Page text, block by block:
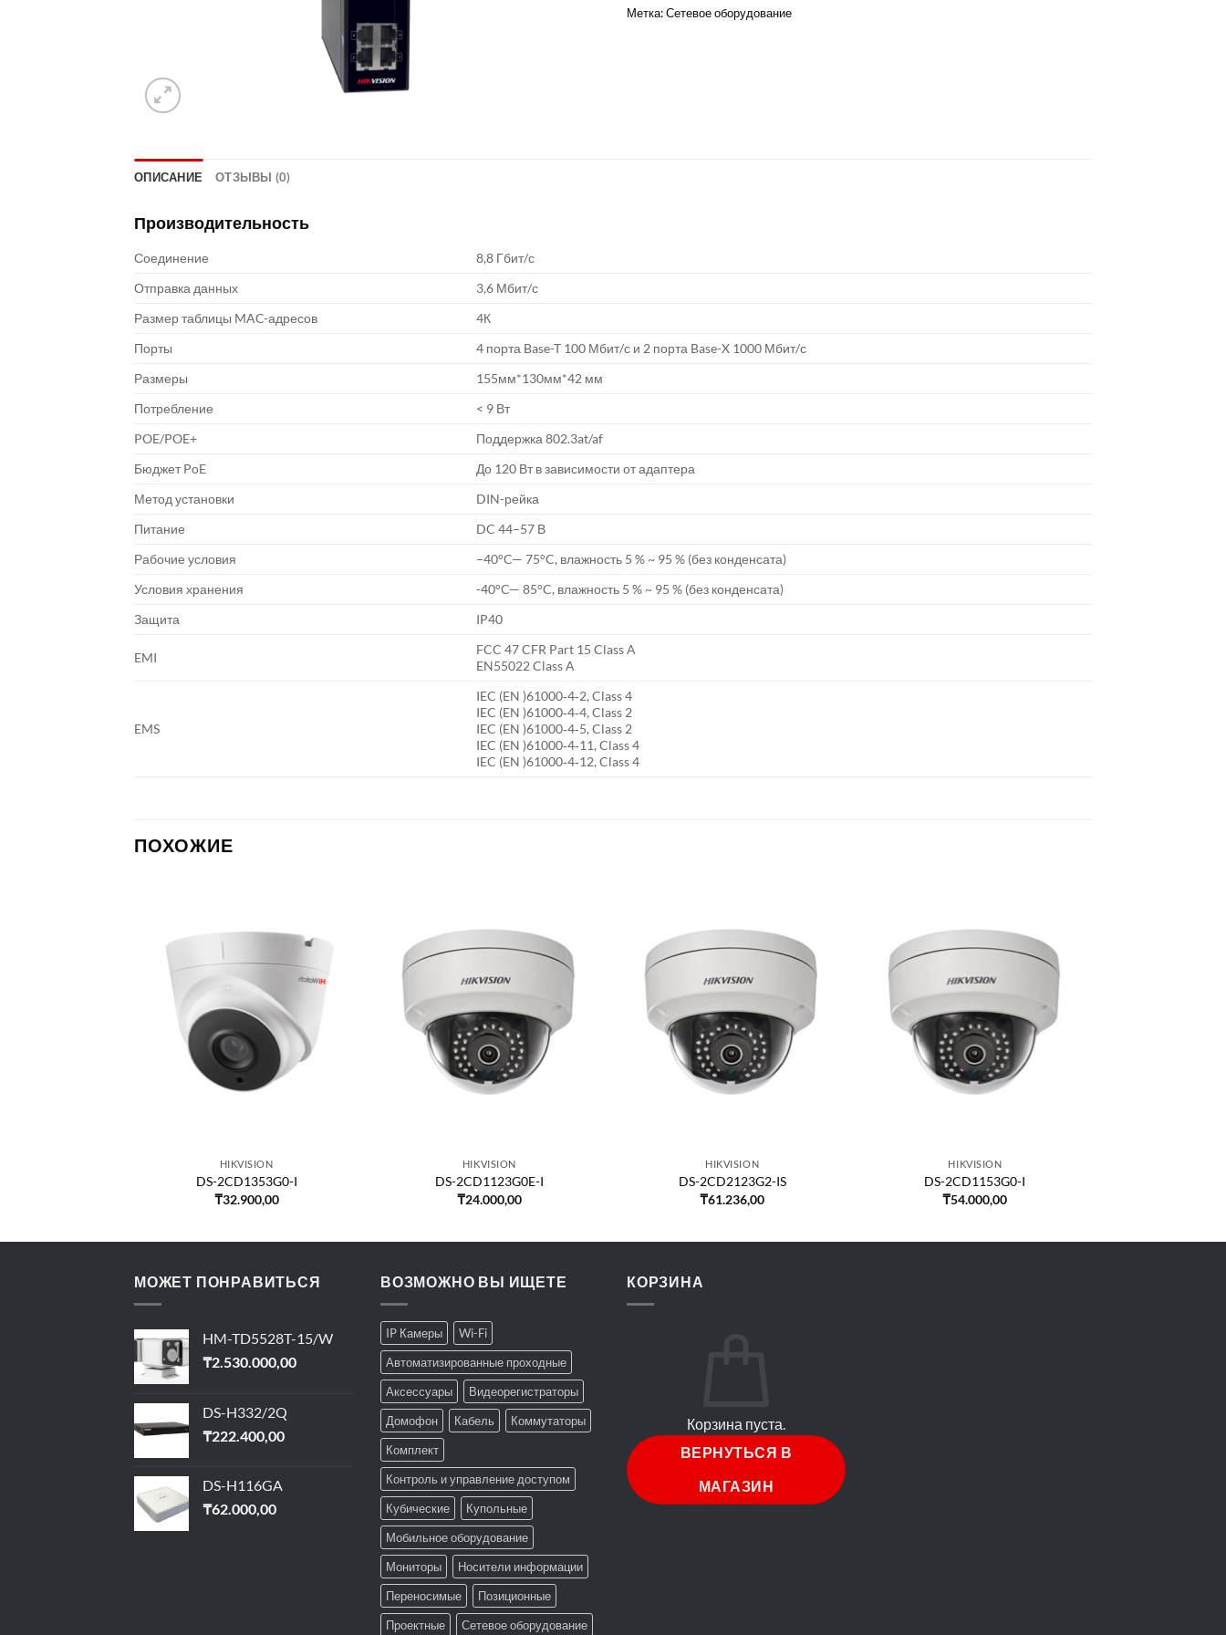
Метка:Сетевое оборудование
ОПИСАНИЕ ОТЗЫВЫ (0)
Производительность
Соединение
8,8 Гбит/с
Отправка данных
3,6 Мбит/с
Размер таблицы MAC-адресов
4К
Порты
4 порта Base-T 100 Мбит/с и 2 порта Base-X 1000 Мбит/с
Размеры
155мм*130мм*42 мм
Потребление
< 9 Вт
POE/POE+
Поддержка 802.3at/af
Бюджет PoE
До 120 Вт в зависимости от адаптера
Метод установки
DIN-рейка
Питание
DC 44–57 В
Рабочие условия
−40°C— 75°C, влажность 5 % ~ 95 % (без конденсата)
Условия хранения
-40°C— 85°C, влажность 5 % ~ 95 % (без конденсата)
Защита
IP40
EMI
FCC 47 CFR Part 15 Class A
EN55022 Class A
EMS
IEC (EN )61000‐4‐2, Class 4
IEC (EN )61000‐4‐4, Class 2
IEC (EN )61000‐4‐5, Class 2
IEC (EN )61000‐4‐11, Class 4
IEC (EN )61000‐4‐12, Class 4
ПОХОЖИЕ
HIKVISION
DS-2CD1353G0-I
₸32.900,00
HIKVISION
DS-2CD1123G0E-I
₸24.000,00
HIKVISION
DS-2CD2123G2-IS
₸61.236,00
HIKVISION
DS-2CD1153G0-I
₸54.000,00
МОЖЕТ ПОНРАВИТЬСЯ
HM-TD5528T-15/W
₸2.530.000,00
DS-H332/2Q
₸222.400,00
DS-H116GA
₸62.000,00
ВОЗМОЖНО ВЫ ИЩЕТЕ
IP Камеры
Wi-Fi
Автоматизированные проходные
Аксессуары
Видеорегистраторы
Домофон
Кабель
Коммутаторы
Комплект
Контроль и управление доступом
Кубические
Купольные
Мобильное оборудование
Мониторы
Носители информации
Переносимые
Позиционные
Проектные
Сетевое оборудование
КОРЗИНА
Корзина пуста.
ВЕРНУТЬСЯ В
МАГАЗИН